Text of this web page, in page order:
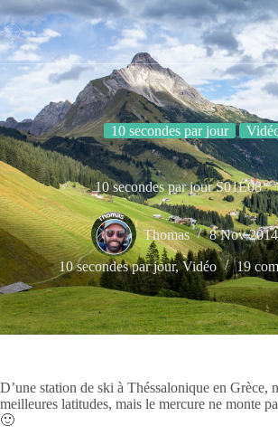
Passer
au
contenu
10 secondes par jour
10 secondes par jour S01E08
Thomas 8 Nov
10 secondes par jour,Vidéo 19
D’une station de ski à Théssalonique en Grèce,
meilleures latitudes, mais le mercure ne monte
🙂